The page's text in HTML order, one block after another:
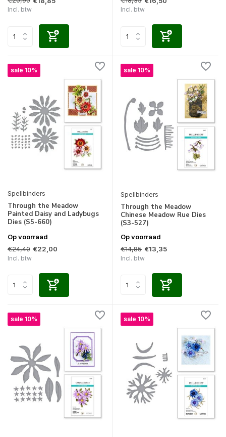
Incl. btw Incl. btw
sale 10%
Spellbinders
Through the Meadow
Painted Daisy and Ladybugs
Dies (S5-660)
Op voorraad
€24,40 €22,00
Incl. btw
sale 10%
Spellbinders
Through the Meadow
Chinese Meadow Rue Dies
(S3-527)
Op voorraad
€14,85 €13,35
Incl. btw
sale 10% sale 10%